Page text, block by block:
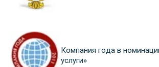
Компания года в
услуги»